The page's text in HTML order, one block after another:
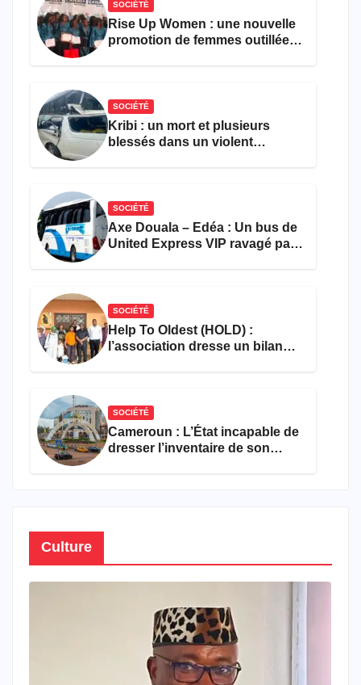
SOCIÉTÉ
Rise Up Women : une nouvelle
promotion de femmes outillées
SOCIÉTÉ
Kribi : un mort et plusieurs
blessés dans un violent
SOCIÉTÉ
Axe Douala – Edéa : Un bus de
United Express VIP ravagé par
SOCIÉTÉ
Help To Oldest (HOLD) :
l’association dresse un bilan
SOCIÉTÉ
Cameroun : L’État incapable de
dresser l’inventaire de son
Culture